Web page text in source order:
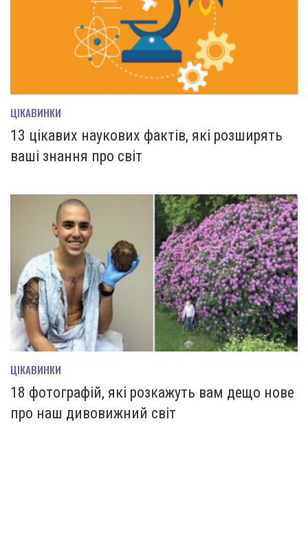
ЦІКАВИНКИ
13 цікавих наукових фактів, які розширять
ваші знання про світ
ЦІКАВИНКИ
18 фотографій, які розкажуть вам дещо нове
про наш дивовижний світ